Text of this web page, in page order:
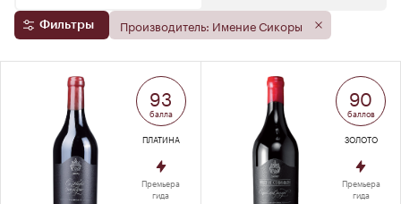
Фильтры Производитель: Имение Сикоры
93
балла
ПЛАТИНА
Премьера
гида
90
баллов
ЗОЛОТО
Премьера
гида